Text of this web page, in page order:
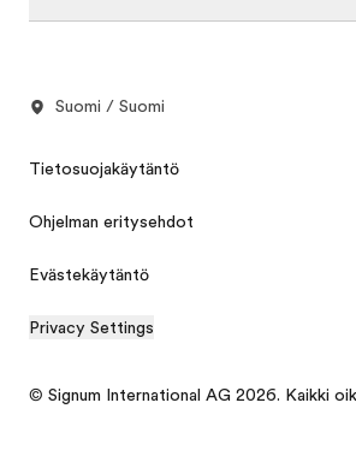
Suomi / Suomi
Tietosuojakäytäntö
Ohjelman eritysehdot
Evästekäytäntö
Privacy Settings
© Signum International AG 2026. Kaikki